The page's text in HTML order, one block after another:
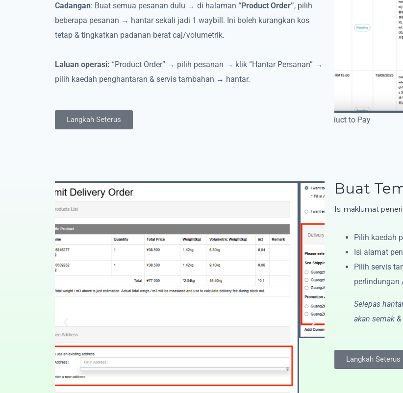
Cadangan: Buat semua pesanan dulu → di halaman “Product Order”, pilih
beberapa pesanan → hantar sekali jadi 1 waybill. Ini boleh kurangkan kos
tetap & tingkatkan padanan berat caj/volumetrik.
Laluan operasi: “Product Order” → pilih pesanan → klik “Hantar Persanan” →
pilih kaedah penghantaran & servis tambahan → hantar.
Langkah Seterus
Choose Shipping Service
Buat
Isi maklumat
Pilih kaedah
Isi alamat
Pilih servis
perlindungan
Selepas
akan semak
Langkah Seterus